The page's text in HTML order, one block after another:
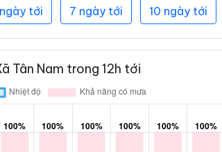
tới 7 ngày tới 10 ngày tới
Tân Nam trong 12h tới